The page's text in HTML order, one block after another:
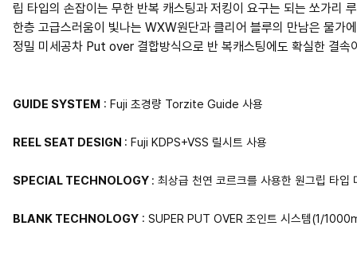
립 타입의 손잡이는 무한 반복 캐스팅과 저킹이 요구는 되는 쏘가리
한층 고급스러움이 빛나는 WXW원단과 클리어 블루의 만남은 물가
정밀 미세공차 Put over 결합방식으로 반 복캐스팅에도 확실한 결속
GUIDE SYSTEM : Fuji 초경량 Torzite Guide 사용
REEL SEAT DESIGN : Fuji KDPS+VSS 릴시트 사용
SPECIAL TECHNOLOGY : 최상급 천연 코르크를 사용한 원그립 타입
BLANK TECHNOLOGY : SUPER PUT OVER 조인트 시스템(1/